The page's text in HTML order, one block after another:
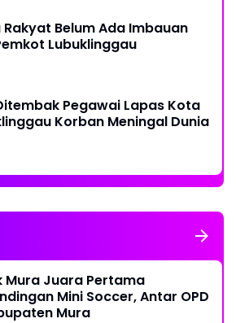
Rakyat Belum Ada Imbauan
Lubuklinggau
Pegawai Lapas Kota
Korban Meningal Dunia
Mura Juara Pertama
Mini Soccer, Antar OPD
Mura